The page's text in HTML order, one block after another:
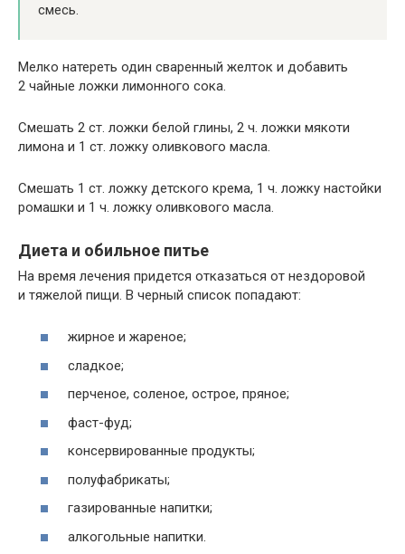
смесь.
Мелко натереть один сваренный желток и добавить
2 чайные ложки лимонного сока.
Смешать 2 ст. ложки белой глины, 2 ч. ложки мякоти
лимона и 1 ст. ложку оливкового масла.
Смешать 1 ст. ложку детского крема, 1 ч. ложку настойки
ромашки и 1 ч. ложку оливкового масла.
Диета и обильное питье
На время лечения придется отказаться от нездоровой
и тяжелой пищи. В черный список попадают:
жирное и жареное;
сладкое;
перченое, соленое, острое, пряное;
фаст-фуд;
консервированные продукты;
полуфабрикаты;
газированные напитки;
алкогольные напитки.